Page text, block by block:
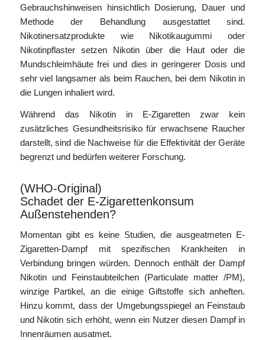
Gebrauchshinweisen hinsichtlich Dosierung, Dauer und
Methode der Behandlung ausgestattet sind.
Nikotinersatzprodukte wie Nikotikaugummi oder
Nikotinpflaster setzen Nikotin über die Haut oder die
Mundschleimhäute frei und dies in geringerer Dosis und
sehr viel langsamer als beim Rauchen, bei dem Nikotin in
die Lungen inhaliert wird.
Während das Nikotin in E-Zigaretten zwar kein
zusätzliches Gesundheitsrisiko für erwachsene Raucher
darstellt, sind die Nachweise für die Effektivität der Geräte
begrenzt und bedürfen weiterer Forschung.
(WHO-Original)
Schadet der E-Zigarettenkonsum
Außenstehenden?
Momentan gibt es keine Studien, die ausgeatmeten E-
Zigaretten-Dampf mit spezifischen Krankheiten in
Verbindung bringen würden. Dennoch enthält der Dampf
Nikotin und Feinstaubteilchen (Particulate matter /PM),
winzige Partikel, an die einige Giftstoffe sich anheften.
Hinzu kommt, dass der Umgebungsspiegel an Feinstaub
und Nikotin sich erhöht, wenn ein Nutzer diesen Dampf in
Innenräumen ausatmet.